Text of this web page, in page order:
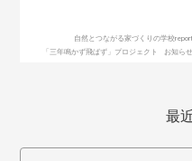
自然とつながる家づくりの学校report
「三年鳴かず飛ばず」プロジェクト
お知らせ
最